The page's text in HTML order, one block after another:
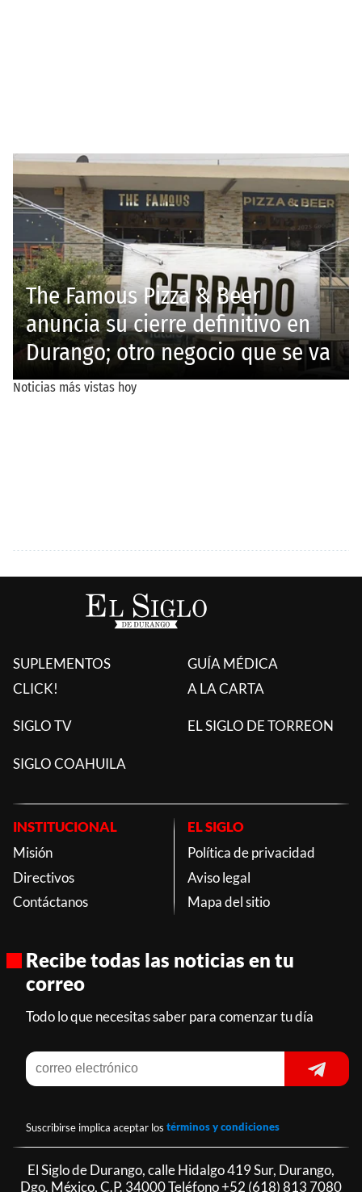
SUPLEMENTOS
CLICK!
GUÍA MÉDICA
A LA CARTA
SIGLO TV EL SIGLO DE TORREON
SIGLO COAHUILA
INSTITUCIONAL
Misión
Directivos
Contáctanos
EL SIGLO
Política de privacidad
Aviso legal
Mapa del sitio
Recibe todas las noticias en tu
correo
Todo lo que necesitas saber para comenzar tu día
Suscribirse implica aceptar los términos y condiciones
El Siglo de Durango, calle Hidalgo 419 Sur, Durango,
Dgo. México, C.P. 34000 Teléfono+52 (618) 813 7080